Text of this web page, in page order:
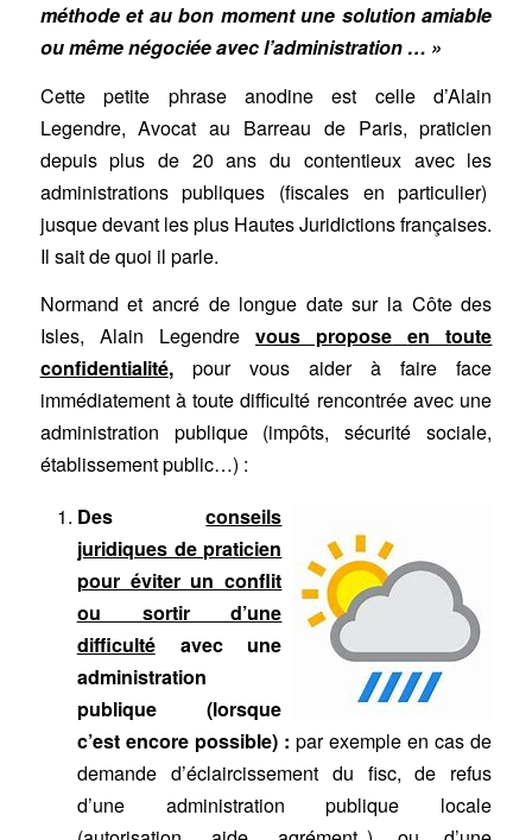
méthode et au bon moment une solution amiable
ou même négociée avec l’administration … »
Cette petite phrase anodine est celle d’Alain
Legendre, Avocat au Barreau de Paris, praticien
depuis plus de 20 ans du contentieux avec les
administrations publiques (fiscales en particulier)
jusque devant les plus Hautes Juridictions françaises.
Il sait de quoi il parle.
Normand et ancré de longue date sur la Côte des
Isles, Alain Legendre vous propose en toute
confidentialité,pour vous aider à faire face
immédiatement à toute difficulté rencontrée avec une
administration publique (impôts, sécurité sociale,
établissement public…) :
Desconseils
juridiques de praticien
pour éviter un conflit
ou sortir d’une
difficultéavec une
administration
publique (lorsque
c’est encore possible) :par exemple en cas de
demande d’éclaircissement du fisc, de refus
d’une administration publique locale